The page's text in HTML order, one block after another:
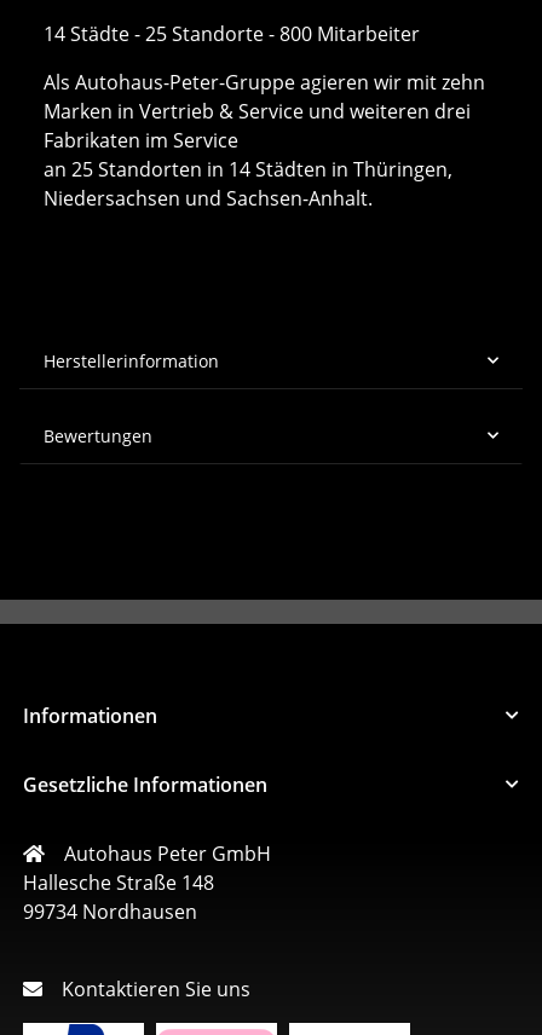
14 Städte - 25 Standorte - 800 Mitarbeiter
Als Autohaus-Peter-Gruppe agieren wir mit zehn
Marken in Vertrieb & Service und weiteren drei
Fabrikaten im Service
an 25 Standorten in 14 Städten in Thüringen,
Niedersachsen und Sachsen-Anhalt.
Herstellerinformation
Bewertungen
Informationen
Gesetzliche Informationen
Autohaus Peter GmbH
Hallesche Straße 148
99734 Nordhausen
Kontaktieren Sie uns